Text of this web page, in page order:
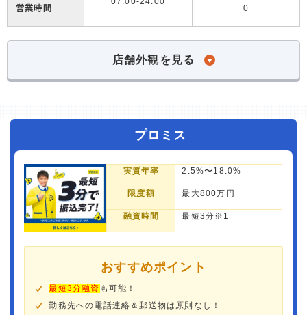
営業時間
0
店舗外観を見る
プロミス
実質年率 2.5%〜18.0%
限度額 最大800万円
融資時間 最短3分※1
おすすめポイント
最短3分融資 も可能！
勤務先への電話連絡＆郵送物は原則なし！